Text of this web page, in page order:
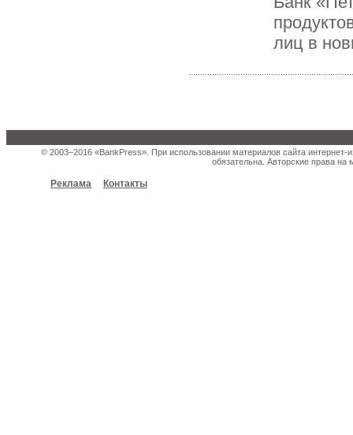
лиц в
© 2003–2016 «BankPress». При использовании материалов сайта
обязательна. Авторские права
Реклама Контакты